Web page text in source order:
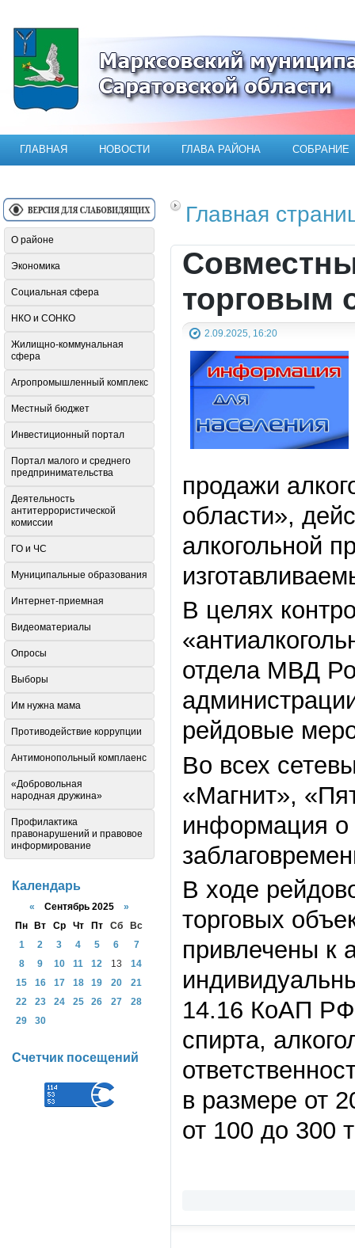
Официальный сайт Марксовского
ГЛАВНАЯ НОВОСТИ ГЛАВА РАЙОНА СОБРАНИЕ
Главная
торговым
2.09.2025, 16:20
продажи
области»,
алкогольной
В целях
отдела МВД
рейдовые
Во всех
«Магнит»,
информация о
В ходе
торговых
привлечены к
14.16 КоАП РФ
спирта,
в размере от
от 100 до 300
О районе
Экономика
Социальная сфера
НКО и СОНКО
Жилищно-коммунальная
сфера
Агропромышленный комплекс
Местный бюджет
Инвестиционный портал
Портал малого и среднего
предпринимательства
Деятельность
антитеррористической
комиссии
ГО и ЧС
Муниципальные образования
Интернет-приемная
Видеоматериалы
Опросы
Выборы
Им нужна мама
Противодействие коррупции
Антимонопольный комплаенс
«Добровольная
народная дружина»
Профилактика
правонарушений и правовое
информирование
Календарь
« Сентябрь 2025 »
Пн
Вт Ср Чт Пт Сб
Вс
1
2 3 4 5 6
7
8
9 10 11 12 13
14
15
16 17 18 19 20
21
22
23 24 25 26 27
28
29
30
Счетчик посещений